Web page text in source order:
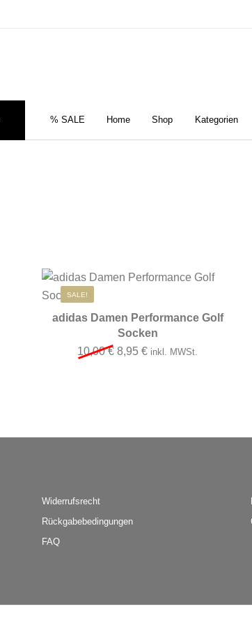
% SALE Home Shop Kategorien
SALE!
adidas Damen Performance Golf
Socken
10,00€ Ursprünglicher Preis war:
8,95€Aktueller Preis ist:
inkl. MWSt.
Widerrufsrecht
Rückgabebedingungen
FAQ